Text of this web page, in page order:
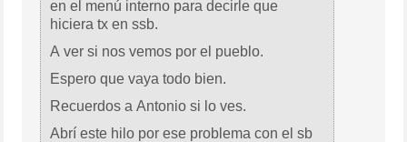
en el menú interno para decirle que
hiciera tx en ssb.
A ver si nos vemos por el pueblo.
Espero que vaya todo bien.
Recuerdos a Antonio si lo ves.
Abrí este hilo por ese problema con el sb